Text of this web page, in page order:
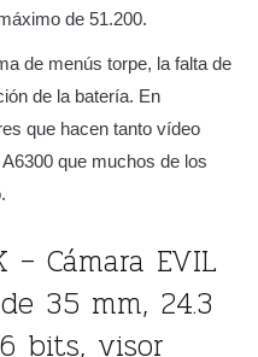
de 51.200.
de menús torpe, la falta de
de la batería. En
que hacen tanto vídeo
que muchos de los
– Cámara EVIL
35 mm, 24.3
bits, visor